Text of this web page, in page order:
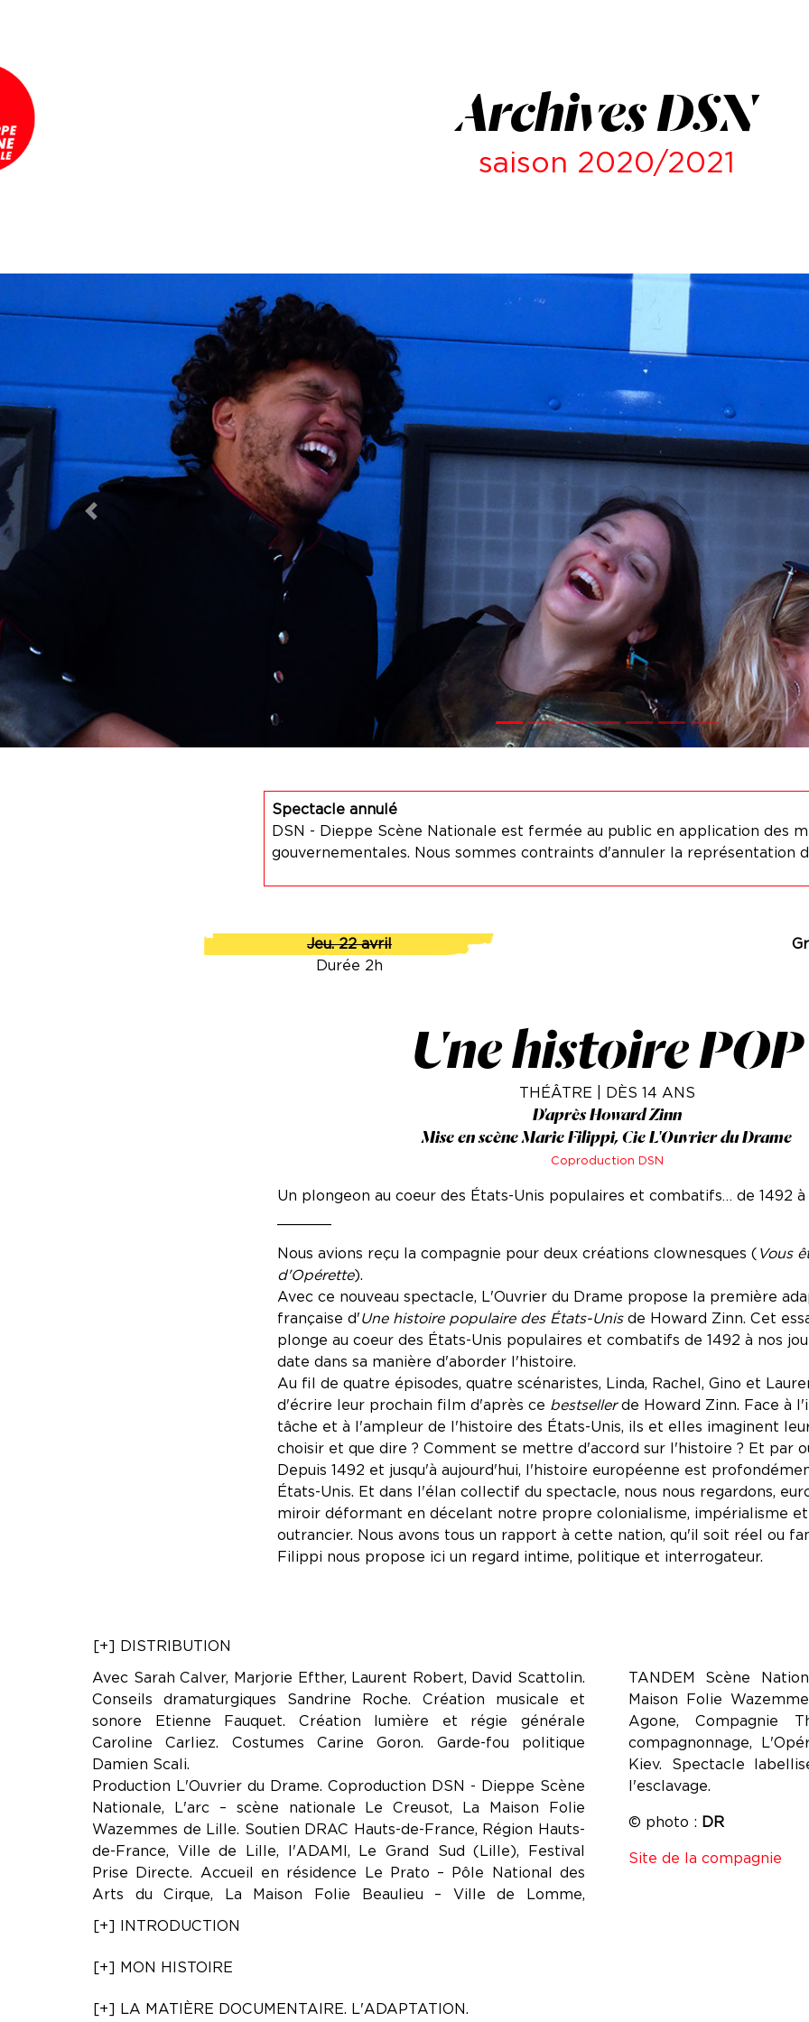
Archives DSN
saison 2020/2021
Previous
Spectacle annulé
DSN - Dieppe Scène Nationale est fermée au public en application des
gouvernementales. Nous sommes contraints d'annuler la représentation
Jeu. 22 avril
Durée 2h
Une histoire POP
THÉÂTRE | DÈS 14 ANS
D'après Howard Zinn
Mise en scène Marie Filippi, Cie L'Ouvrier du Drame
Coproduction DSN
Un plongeon au coeur des États-Unis populaires et combatifs… de 1492 à
Nous avions reçu la compagnie pour deux créations clownesques ( Vous
d'Opérette).
Avec ce nouveau spectacle, L'Ouvrier du Drame propose la première
française d'Une histoire populaire des États-Unisde Howard Zinn. Cet
plonge au coeur des États-Unis populaires et combatifs de 1492 à nos
date dans sa manière d'aborder l'histoire.
Au fil de quatre épisodes, quatre scénaristes, Linda, Rachel, Gino et
d'écrire leur prochain ﬁlm d'après ce bestsellerde Howard Zinn. Face à
tâche et à l'ampleur de l'histoire des États-Unis, ils et elles imaginent
choisir et que dire ? Comment se mettre d'accord sur l'histoire ? Et par
Depuis 1492 et jusqu'à aujourd'hui, l'histoire européenne est
États-Unis. Et dans l'élan collectif du spectacle, nous nous regardons,
miroir déformant en décelant notre propre colonialisme, impérialisme
outrancier. Nous avons tous un rapport à cette nation, qu'il soit réel ou
Filippi nous propose ici un regard intime, politique et interrogateur.
[+] DISTRIBUTION
Avec Sarah Calver, Marjorie Efther, Laurent Robert, David Scattolin.
Conseils dramaturgiques Sandrine Roche. Création musicale et
sonore Etienne Fauquet. Création lumière et régie générale
Caroline Carliez. Costumes Carine Goron. Garde-fou politique
Damien Scali.
Production L'Ouvrier du Drame. Coproduction DSN - Dieppe Scène
Nationale, L'arc – scène nationale Le Creusot, La Maison Folie
Wazemmes de Lille. Soutien DRAC Hauts-de-France, Région Hauts-
de-France, Ville de Lille, l'ADAMI, Le Grand Sud (Lille), Festival
Prise Directe. Accueil en résidence Le Prato – Pôle National des
Arts du Cirque, La Maison Folie Beaulieu – Ville de Lomme,
TANDEM Scène
Maison Folie
Agone, Compagnie
compagnonnage,
Kiev. Spectacle
l'esclavage.
© photo : DR
Site de la compagnie
[+] INTRODUCTION
[+] MON HISTOIRE
[+] LA MATIÈRE DOCUMENTAIRE. L'ADAPTATION.